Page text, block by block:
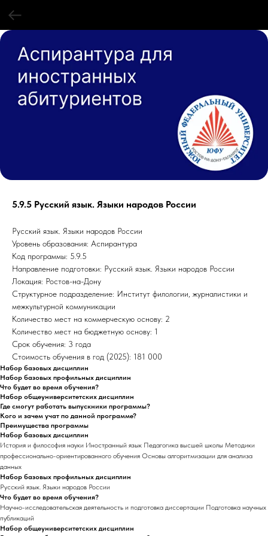
5.9.5 Русский язык. Языки народов России
Русский язык. Языки народов России
Уровень образования: Аспирантура
Код программы: 5.9.5
Направление подготовки: Русский язык. Языки народов России
Локация: Ростов-на-Дону
Структурное подразделение: Институт филологии, журналистики и
межкультурной коммуникации
Количество мест на коммерческую основу: 2
Количество мест на бюджетную основу: 1
Срок обучения: 3 года
Стоимость обучения в год (2025): 181 000
Набор базовых дисциплин
Набор базовых профильных дисциплин
Что будет во время обучения?
Набор общеуниверситетских дисциплин
Где смогут работать выпускники программы?
Кого и зачем учат по данной программе?
Преимущества программы
Набор базовых дисциплин
История и философия науки Иностранный язык Педагогика высшей школы Методики
профессионально-ориентированного обучения Основы алгоритмизации для анализа
данных
Набор базовых профильных дисциплин
Русский язык. Языки народов России
Что будет во время обучения?
Научно-исследовательская деятельность и подготовка диссертации Подготовка научных
публикаций
Набор общеуниверситетских дисциплин